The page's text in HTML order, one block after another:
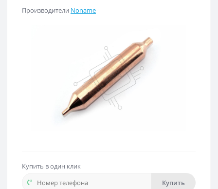
Производители Noname
Купить в один клик
Купить